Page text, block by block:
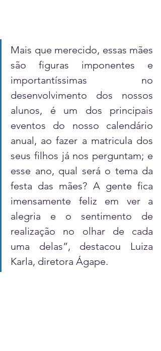
Mais que merecido, essas mães
são figuras imponentes e
importantíssimas no
desenvolvimento dos nossos
alunos, é um dos principais
eventos do nosso calendário
anual, ao fazer a matricula dos
seus filhos já nos perguntam; e
esse ano, qual será o tema da
festa das mães? A gente fica
imensamente feliz em ver a
alegria e o sentimento de
realização no olhar de cada
uma delas”, destacou Luiza
Karla, diretora Ágape.